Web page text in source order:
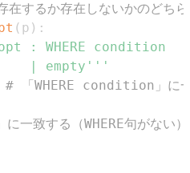
在するか存在しないかのどち
( p ) :
| empty'''
# 「WHERE condition」に
一致する（WHERE句がない）